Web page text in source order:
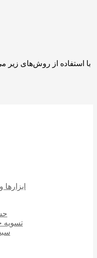
با استفاده از روش‌های زیر